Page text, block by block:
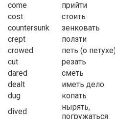
come
прийти
cost
стоить
countersunk
зенковать
crept
ползти
crowed
петь (о
cut
резать
dared
сметь
dealt
иметь дело
dug
копать
dived
нырять,
погружаться